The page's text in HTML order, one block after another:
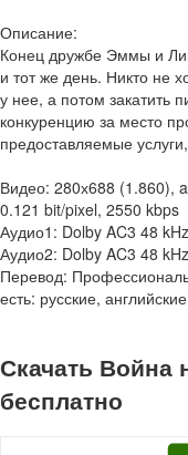
Описание:
Конец дружбе Эммы и
и тот же день. Никто не
у нее, а потом закатить
конкуренцию за место
предоставляемые
Видео: 280х688 (1.860),
0.121 bit/pixel, 2550 kbps
Аудио1: Dolby AC3 48
Аудио2: Dolby AC3 48
Перевод:
есть: русские, английские
Скачать Война
бесплатно